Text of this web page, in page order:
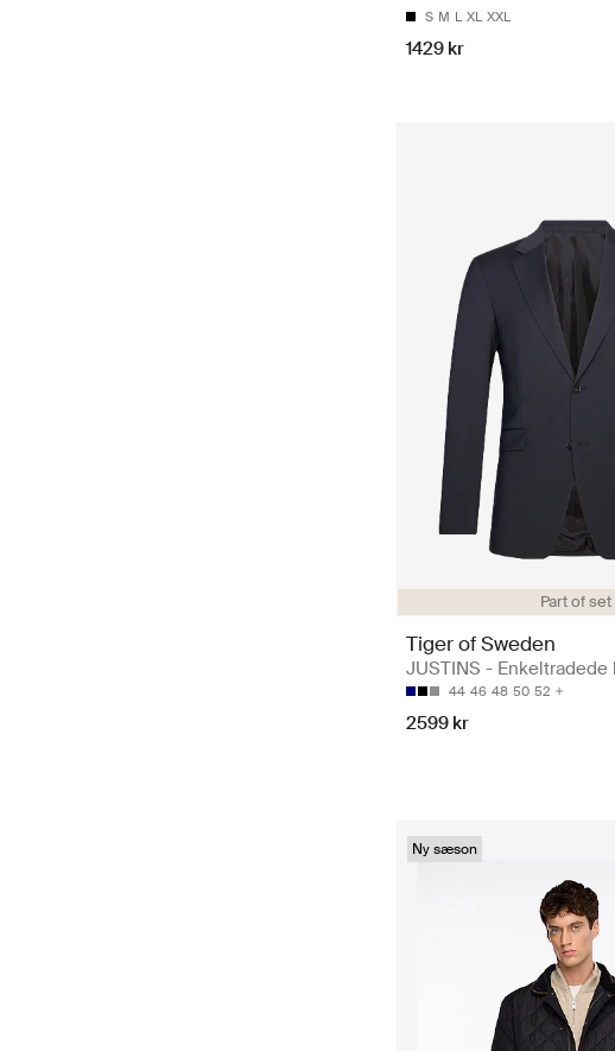
S M L XL XXL
1429 kr
Part of set
Tiger of Sweden
JUSTINS - Enkeltradede
44 46 48 50 52
2599 kr
Ny sæson